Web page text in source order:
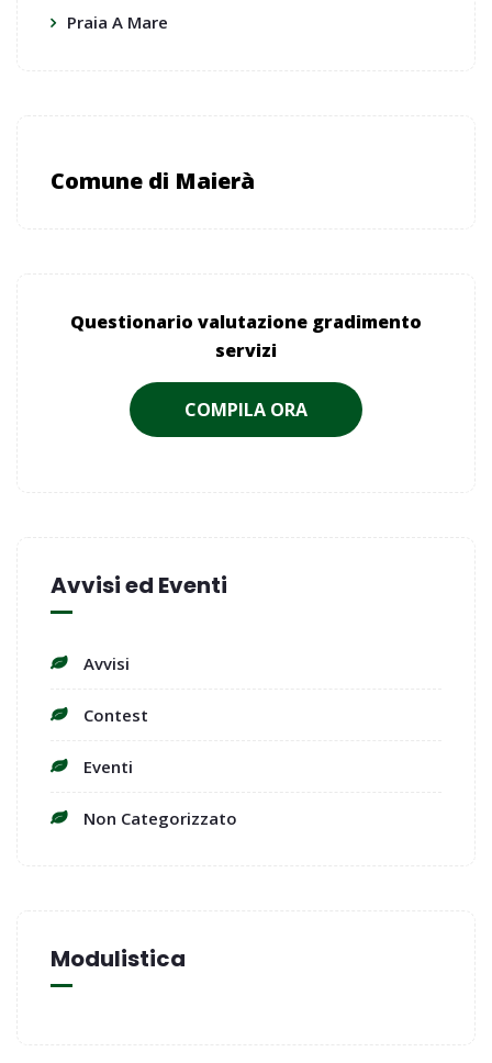
Praia A Mare
Comune di Maierà
Questionario valutazione gradimento
servizi
COMPILA ORA
Avvisi ed Eventi
Avvisi
Contest
Eventi
Non Categorizzato
Modulistica